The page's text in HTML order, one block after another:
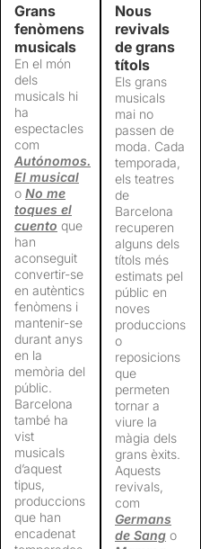
Grans
fenòmens
musicals
En el món
dels
musicals hi
ha
espectacles
com
Autónomos.
El musical
o No me
toques el
cuento que
han
aconseguit
convertir-se
en autèntics
fenòmens i
mantenir-se
durant anys
en la
memòria del
públic.
Barcelona
també ha
vist
musicals
d’aquest
tipus,
produccions
que han
encadenat
Nous
revivals
de grans
títols
Els grans
musicals
mai no
passen de
moda. Cada
temporada,
els teatres
de
Barcelona
recuperen
alguns dels
títols més
estimats pel
públic en
noves
produccions
o
reposicions
que
permeten
tornar a
viure la
màgia dels
grans èxits.
Aquests
revivals,
com
Germans
de Sang o